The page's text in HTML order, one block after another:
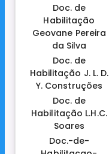
Doc. de
Habilitação
Geovane Pereira
da Silva
Doc. de
Habilitação J. L. D.
Y. Construções
Doc. de
Habilitação L.H.C.
Soares
Doc.-de-